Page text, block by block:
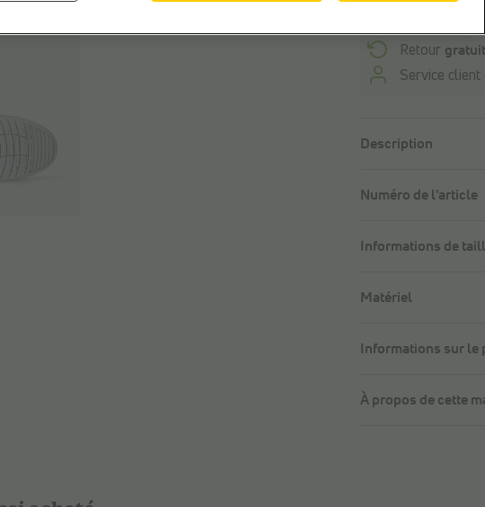
Payer en
Retour gratuit
Service client
Description
Numéro de l'article
Informations de
Matériel
Informations sur le
À propos de cette